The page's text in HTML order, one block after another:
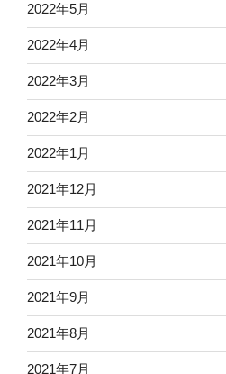
2022年5月
2022年4月
2022年3月
2022年2月
2022年1月
2021年12月
2021年11月
2021年10月
2021年9月
2021年8月
2021年7月